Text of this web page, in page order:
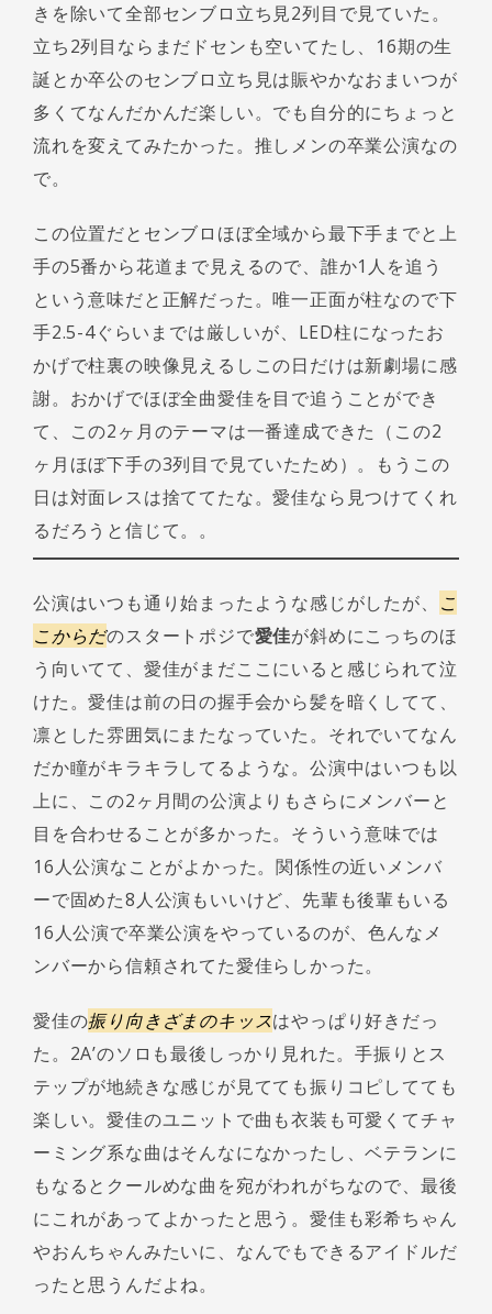
きを除いて全部センブロ立ち見2列目で見ていた。
立ち2列目ならまだドセンも空いてたし、16期の生
誕とか卒公のセンブロ立ち見は賑やかなおまいつが
多くてなんだかんだ楽しい。でも自分的にちょっと
流れを変えてみたかった。推しメンの卒業公演なの
で。
この位置だとセンブロほぼ全域から最下手までと上
手の5番から花道まで見えるので、誰か1人を追う
という意味だと正解だった。唯一正面が柱なので下
手2.5-4ぐらいまでは厳しいが、LED柱になったお
かげで柱裏の映像見えるしこの日だけは新劇場に感
謝。おかげでほぼ全曲愛佳を目で追うことができ
て、この2ヶ月のテーマは一番達成できた（この2
ヶ月ほぼ下手の3列目で見ていたため）。もうこの
日は対面レスは捨ててたな。愛佳なら見つけてくれ
るだろうと信じて。。
公演はいつも通り始まったような感じがしたが、
こ
こからだのスタートポジで愛佳が斜めにこっちのほ
う向いてて、愛佳がまだここにいると感じられて泣
けた。愛佳は前の日の握手会から髪を暗くしてて、
凛とした雰囲気にまたなっていた。それでいてなん
だか瞳がキラキラしてるような。公演中はいつも以
上に、この2ヶ月間の公演よりもさらにメンバーと
目を合わせることが多かった。そういう意味では
16人公演なことがよかった。関係性の近いメンバ
ーで固めた8人公演もいいけど、先輩も後輩もいる
16人公演で卒業公演をやっているのが、色んなメ
ンバーから信頼されてた愛佳らしかった。
愛佳の振り向きざまのキッスはやっぱり好きだっ
た。2A’のソロも最後しっかり見れた。手振りとス
テップが地続きな感じが見てても振りコピしてても
楽しい。愛佳のユニットで曲も衣装も可愛くてチャ
ーミング系な曲はそんなになかったし、ベテランに
もなるとクールめな曲を宛がわれがちなので、最後
にこれがあってよかったと思う。愛佳も彩希ちゃん
やおんちゃんみたいに、なんでもできるアイドルだ
ったと思うんだよね。